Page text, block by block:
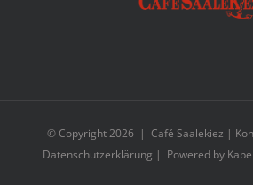
© Copyright2026 | Café Saalekiez |
Datenschutzerklärung | Powered by